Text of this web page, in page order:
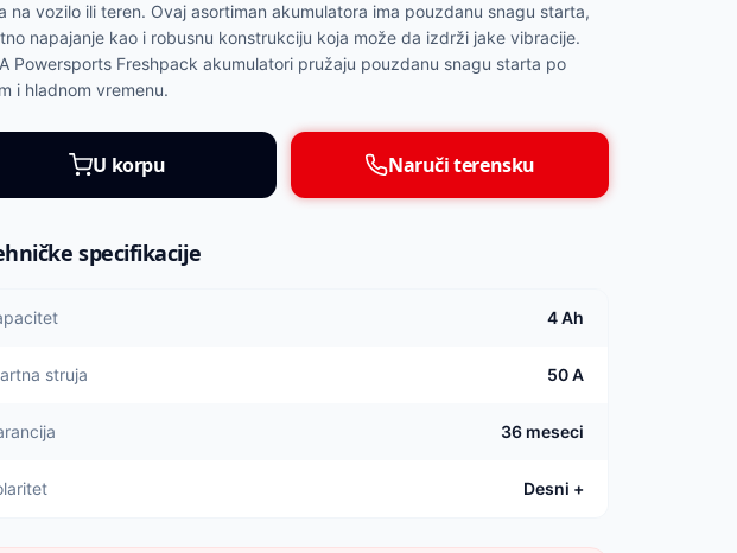
na vozilo ili teren. Ovaj asortiman akumulatora ima pouzdanu snagu starta,
napajanje kao i robusnu konstrukciju koja može da izdrži jake vibracije.
Powersports Freshpack akumulatori pružaju pouzdanu snagu starta po
i hladnom vremenu.
U korpu Naruči terensku
specifikacije
4 Ah
struja 50 A
36 meseci
Desni +